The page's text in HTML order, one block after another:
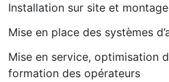
Installation sur site et
Mise en place des systèmes
Mise en service, optimisation
formation des opérateurs